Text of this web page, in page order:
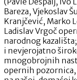
Bareza, Vjekoslav
Kranjčević, Marko
Ladislav Vrgoč
narodnog
i nevjerojatno
mnogobrojnih
opernih pozornica,